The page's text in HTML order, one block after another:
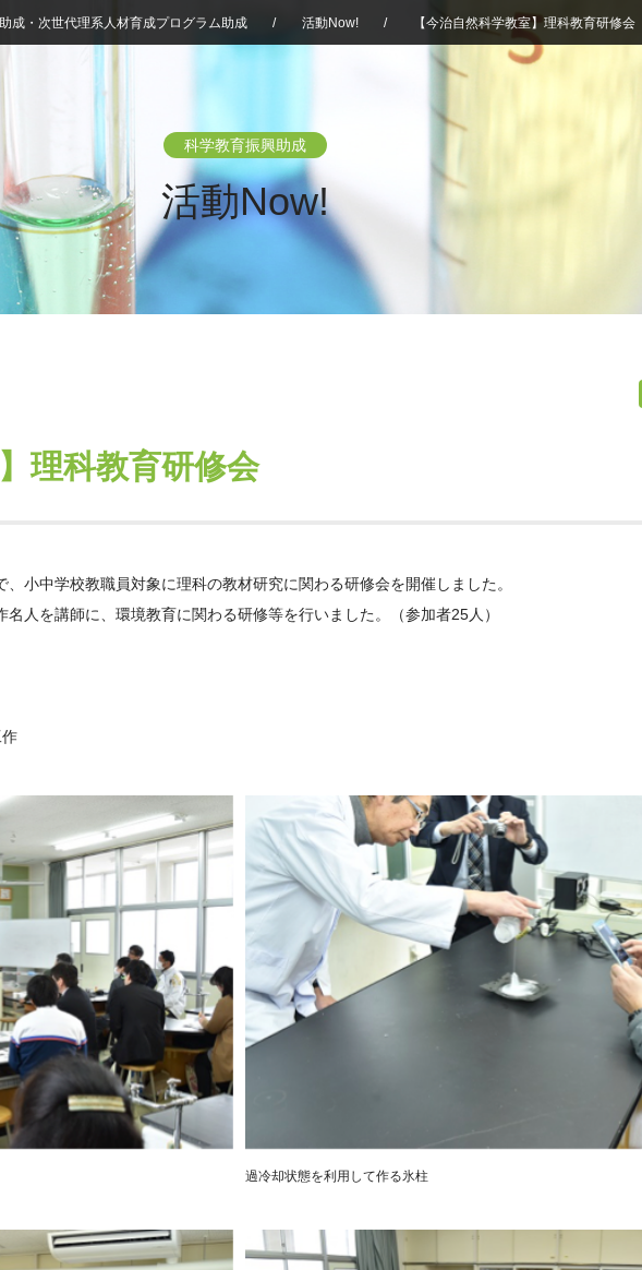
成・次世代理系人材育成プログラム助成 / 活動Now! / 【今治自然科学教室】理科教育研修会
科学教育振興助成
活動Now!
理科教育研修会
小中学校教職員対象に理科の教材研究に関わる研修会を開催しました。
人を講師に、環境教育に関わる研修等を行いました。（参加者25人）
過冷却状態を利用して作る氷柱